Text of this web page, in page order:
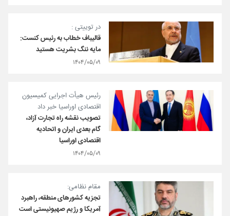
در توییتی :
قالیباف خطاب به رئیس کنست:
مایه ننگ بشریت هستید
۱۴۰۴/۰۵/۰۹
رئیس هیأت اجرایی کمیسیون
اقتصادی اوراسیا خبر داد
تصویب نقشه راه تجارت آزاد،
گام بعدی ایران و اتحادیه
اقتصادی اوراسیا
۱۴۰۴/۰۵/۰۹
مقام نظامی:
تجزیه کشورهای منطقه، راهبرد
آمریکا و رژیم صهیونیستی است